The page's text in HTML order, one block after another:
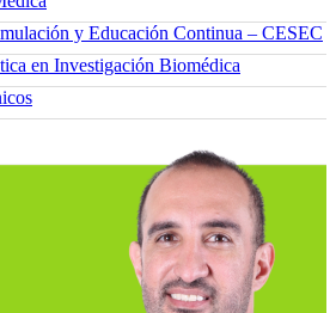
y Educación Continua – CESEC
en Investigación Biomédica